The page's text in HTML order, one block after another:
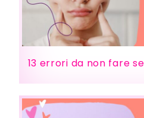
13 errori da non fare